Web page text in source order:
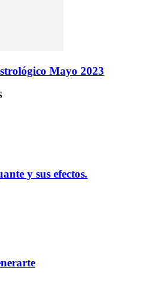
Mayo 2023
y sus efectos.